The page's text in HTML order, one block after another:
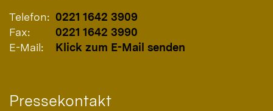
Telefon: 0221 1642 3909
Fax:
0221 1642 3990
E-Mail:
Klick zum E-Mail senden
Pressekontakt